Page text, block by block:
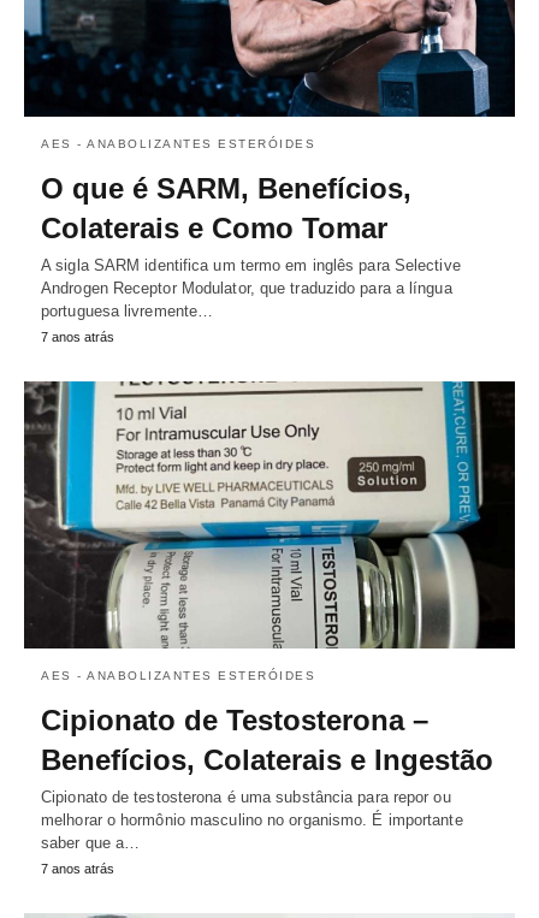
AES - ANABOLIZANTES ESTERÓIDES
O que é SARM, Benefícios,
Colaterais e Como Tomar
A sigla SARM identifica um termo em inglês para Selective
Androgen Receptor Modulator, que traduzido para a língua
portuguesa livremente…
7 anos atrás
AES - ANABOLIZANTES ESTERÓIDES
Cipionato de Testosterona –
Benefícios, Colaterais e Ingestão
Cipionato de testosterona é uma substância para repor ou
melhorar o hormônio masculino no organismo. É importante
saber que a…
7 anos atrás